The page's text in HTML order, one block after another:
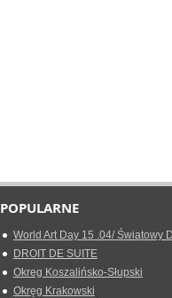
POPULARNE
World Art Day 15 .04/ Światowy
DROIT DE SUITE
Okreg Koszalińsko-Słupski
Okręg Krakowski